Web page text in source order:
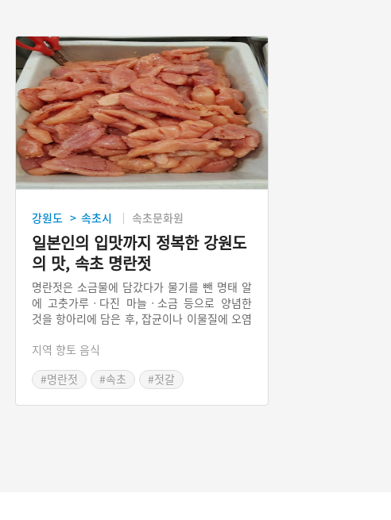
강원도 > 속초시 속초문화원
일본인의 입맛까지 정복한 강원도
의 맛, 속초 명란젓
명란젓은 소금물에 담갔다가 물기를 뺀 명태 알
에 고춧가루ㆍ다진 마늘ㆍ소금 등으로 양념한
것을 항아리에 담은 후, 잡균이나 이물질에 오염
하여 숙성시킨 강원도 속초시의 향토음식이다.
란젓을 자국의 전통음식으로 알고 있는 일본의
지역 향토 음식
#명란젓
#속초
#젓갈